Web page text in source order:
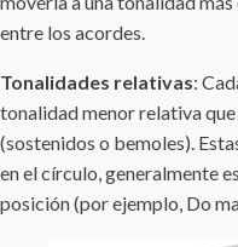
entre los acordes.
Tonalidades relativas:
tonalidad menor relativa
(sostenidos o bemoles).
en el círculo, generalmente
posición (por ejemplo, Do